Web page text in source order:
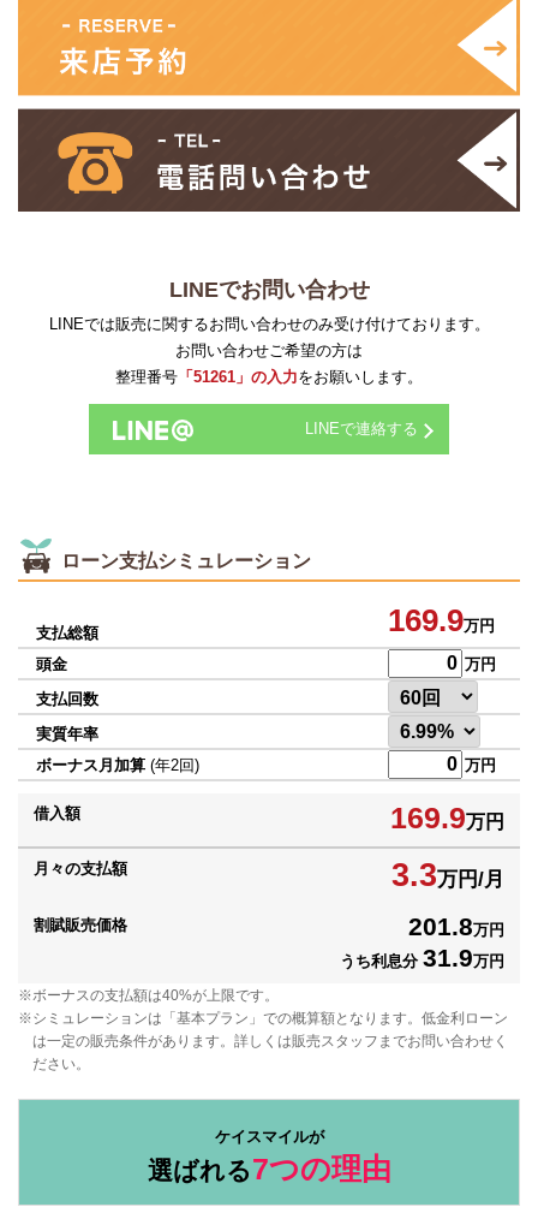
LINEでお問い合わせ
LINEでは販売に関するお問い合わせのみ受け付けております。
お問い合わせご希望の方は
整理番号 「51261」の入力をお願いします。
LINEで連絡する
ローン支払シミュレーション
支払総額 169.9万円
頭金
万円
支払回数
実質年率
ボーナス月加算 (年2回) 万円
借入額 169.9万円
月々の支払額 3.3万円/月
割賦販売価格 201.8万円
うち利息分 31.9万円
ボーナスの支払額は40%が上限です。
シミュレーションは「基本プラン」での概算額となります。低金利ローン
は一定の販売条件があります。詳しくは販売スタッフまでお問い合わせく
ださい。
ケイスマイルが
選ばれる7つの理由